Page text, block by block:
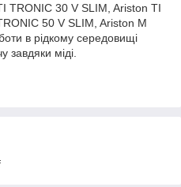
TRONIC 30 V SLIM, Ariston TI
50 V SLIM, Ariston M
в рідкому середовищі
завдяки міді.